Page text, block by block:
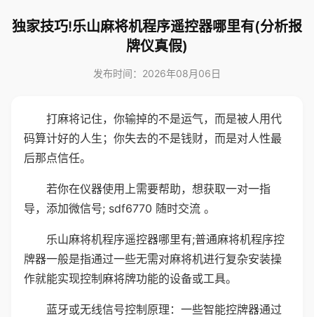
独家技巧!乐山麻将机程序遥控器哪里有(分析报
牌仪真假)
发布时间：2026年08月06日
打麻将记住，你输掉的不是运气，而是被人用代
码算计好的人生；你失去的不是钱财，而是对人性最
后那点信任。
若你在仪器使用上需要帮助，想获取一对一指
导，添加微信号; sdf6770 随时交流 。
乐山麻将机程序遥控器哪里有;普通麻将机程序控
牌器一般是指通过一些无需对麻将机进行复杂安装操
作就能实现控制麻将牌功能的设备或工具。
蓝牙或无线信号控制原理：一些智能控牌器通过